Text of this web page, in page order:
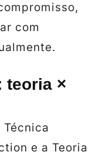
com
teoria ×
Técnica
e a Teoria